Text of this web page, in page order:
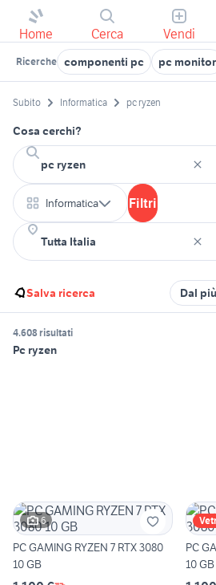
Home Cerca Vendi
Ricerche componenti pc pc monitor
Subito Informatica pc ryzen
Cosa cerchi?
Informatica Filtri
Salva ricerca Dal
4.608 risultati
Pc ryzen
6
PC GAMING RYZEN 7 RTX 3080
10 GB
PC
10 GB